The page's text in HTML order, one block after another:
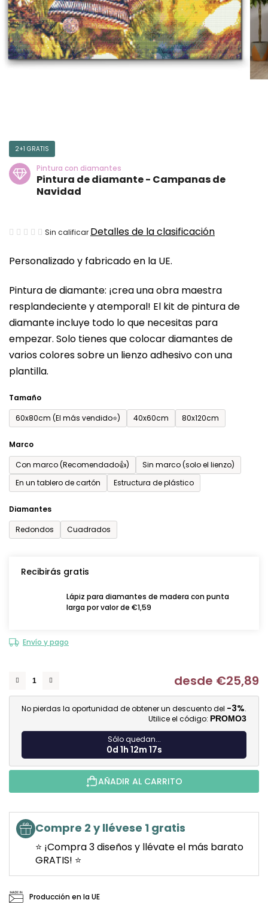
Personalizado y fabricado en la UE.
Pintura de diamante: ¡crea una obra maestra
resplandeciente y atemporal! El kit de pintura de
diamante incluye todo lo que necesitas para
empezar. Solo tienes que colocar diamantes de
varios colores sobre un lienzo adhesivo con una
plantilla.
Tamaño
60x80cm (El más vendido⭐)
40x60cm 80x120cm
Marco
Con marco (Recomendado👍)
Sin marco (solo el lienzo)
En un tablero de cartón
Estructura de plástico
Diamantes
Redondos
Cuadrados
Recibirás gratis
Lápiz para diamantes de madera con punta
larga por valor de €1,59
Envío y pago
desde €25,89
No pierdas la oportunidad de obtener un descuento del -3%.
Utilice el código: PROMO3
Sólo quedan...
0d 1h 12m 16s
AÑADIR AL CARRITO
Compre 2 y llévese 1 gratis
⭐ ¡Compra 3 diseños y llévate el más barato
GRATIS! ⭐
Producción en la UE
2+1 GRATIS
Pintura con diamantes
Pintura de diamante - Campanas de
Navidad
La
media
producto
es
de
0,0
sobre
5
Sin calificar Detalles de la clasificación